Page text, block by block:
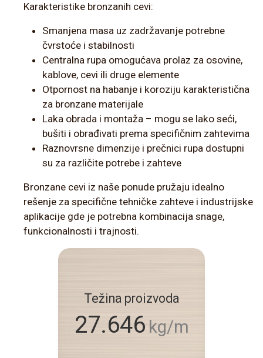
Karakteristike bronzanih cevi:
Smanjena masa uz zadržavanje potrebne
čvrstoće i stabilnosti
Centralna rupa omogućava prolaz za osovine,
kablove, cevi ili druge elemente
Otpornost na habanje i koroziju karakteristična
za bronzane materijale
Laka obrada i montaža – mogu se lako seći,
bušiti i obrađivati prema specifičnim zahtevima
Raznovrsne dimenzije i prečnici rupa dostupni
su za različite potrebe i zahteve
Bronzane cevi iz naše ponude pružaju idealno
rešenje za specifične tehničke zahteve i industrijske
aplikacije gde je potrebna kombinacija snage,
funkcionalnosti i trajnosti.
Težina proizvoda
27.646 kg/m